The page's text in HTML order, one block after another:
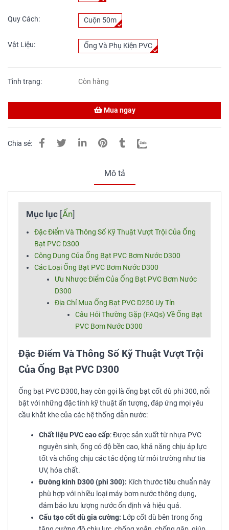
Quy Cách: Cuộn 50m
Vật Liệu: Ống Và Phụ Kiện PVC
Tình trạng: Còn hàng
Mua ngay
Chia sẻ:
Mô tả
Mục lục [Ẩn]
Đặc Điểm Và Thông Số Kỹ Thuật Vượt Trội Của Ống
Bạt PVC D300
Công Dụng Của Ống Bạt PVC Bơm Nước D300
Các Loại Ống Bạt PVC Bơm Nước D300
Ưu Nhược Điểm Của Ống Bạt PVC Bơm Nước
D300
Địa Chỉ Mua Ống Bạt PVC D250 Uy Tín
Câu Hỏi Thường Gặp (FAQs) Về Ống Bạt
PVC Bơm Nước D300
Đặc Điểm Và Thông Số Kỹ Thuật Vượt Trội
Của Ống Bạt PVC D300
Ống bạt PVC D300, hay còn gọi là ống bạt cốt dù phi 300, nổi
bật với những đặc tính kỹ thuật ấn tượng, đáp ứng mọi yêu
cầu khắt khe của các hệ thống dẫn nước:
Chất liệu PVC cao cấp: Được sản xuất từ nhựa PVC
nguyên sinh, ống có độ bền cao, khả năng chịu áp lực
tốt và chống chịu các tác động từ môi trường như tia
UV, hóa chất.
Đường kính D300 (phi 300): Kích thước tiêu chuẩn này
phù hợp với nhiều loại máy bơm nước thông dụng,
đảm bảo lưu lượng nước ổn định và hiệu quả.
Cấu tạo cốt dù gia cường: Lớp cốt dù bên trong ống